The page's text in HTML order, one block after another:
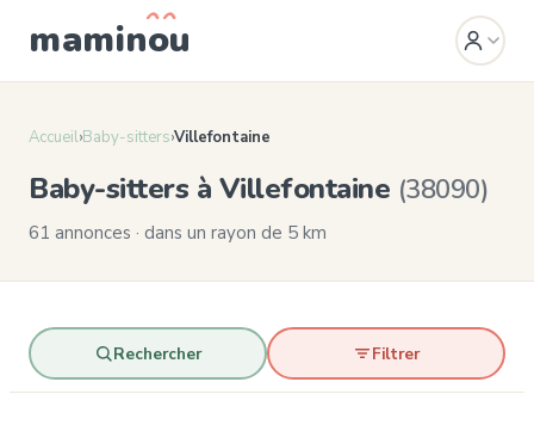
maminou
Accueil›Baby-sitters›Villefontaine
Baby-sitters à Villefontaine (38090)
61 annonces · dans un rayon de 5 km
Rechercher Filtrer